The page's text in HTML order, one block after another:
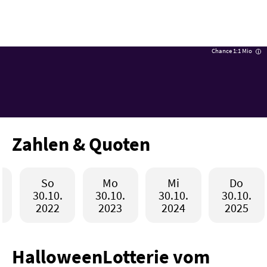
Chance 1:1 Mio
Zahlen & Quoten
So
30.10.
2022
Mo
30.10.
2023
Mi
30.10.
2024
Do
30.10.
2025
HalloweenLotterie vom
Anmelden /
L LOTTO 6aus49 50 Mio €
EJ EuroJackpot
EM EuroMillions 110 Mio €
Spielgemeinschaften
Rubbellose